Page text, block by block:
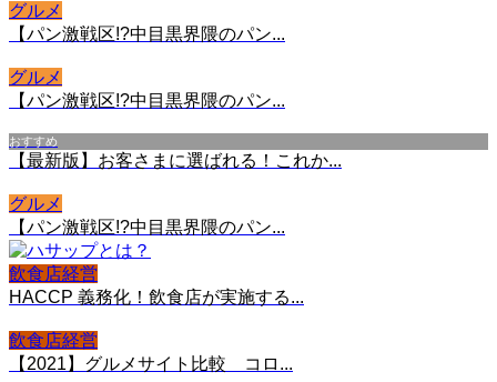
グルメ
【パン激戦区!?中目黒界隈のパン...
グルメ
【パン激戦区!?中目黒界隈のパン...
おすすめ
【最新版】お客さまに選ばれる！これか...
グルメ
【パン激戦区!?中目黒界隈のパン...
飲食店経営
HACCP 義務化！飲食店が実施する...
飲食店経営
【2021】グルメサイト比較 コロ...